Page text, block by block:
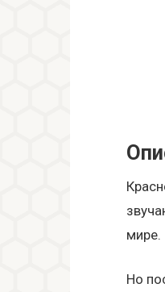
мире.
Но